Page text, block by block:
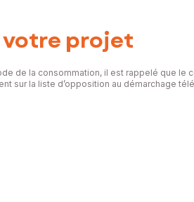
projet
de la consommation, il est rappelé que le
sur la liste d’opposition au démarchage